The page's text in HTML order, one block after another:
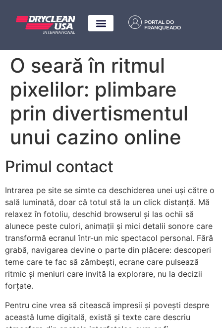
PORTAL DO
FRANQUEADO
O seară în ritmul
pixelilor: plimbare
prin divertismentul
unui cazino online
Primul contact
Intrarea pe site se simte ca deschiderea unei uși către o
sală luminată, doar că totul stă la un click distanță. Mă
relaxez în fotoliu, deschid browserul și las ochii să
alunece peste culori, animații și mici detalii sonore care
transformă ecranul într-un mic spectacol personal. Fără
grabă, navigarea devine o parte din plăcere: descoperi
teme care te fac să zâmbești, ecrane care pulsează
ritmic și meniuri care invită la explorare, nu la decizii
forțate.
Pentru cine vrea să citească impresii și povești despre
această lume digitală, există și texte care descriu